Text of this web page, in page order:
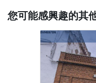
您可能感興趣的其
12278